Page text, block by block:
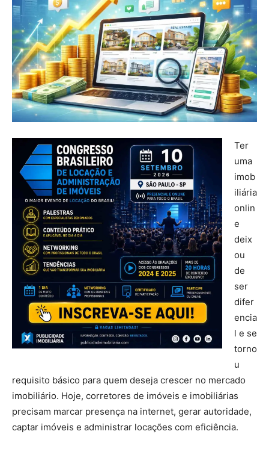
Ter
uma
imob
iliária
onlin
e
deix
ou
de
ser
difer
encia
l e se
torno
u
requisito básico para quem deseja crescer no mercado
imobiliário. Hoje, corretores de imóveis e imobiliárias
precisam marcar presença na internet, gerar autoridade,
captar imóveis e administrar locações com eficiência.